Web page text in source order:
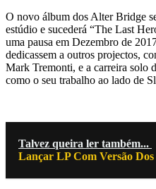
O novo álbum dos Alter Bridge
estúdio e sucederá “The Last
uma pausa em Dezembro de
dedicassem a outros projectos,
Mark Tremonti, e a carreira solo
como o seu trabalho ao lado de
Talvez queira ler também...
Lançar LP Com Versão